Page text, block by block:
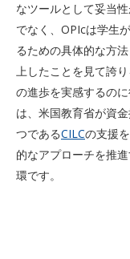
なツールとして妥当
でなく、OPIcは学生
るための具体的な方
上したことを見て誇
の進歩を実感するの
は、米国教育省が資
つであるCILCの支援
的なアプローチを推
環です。